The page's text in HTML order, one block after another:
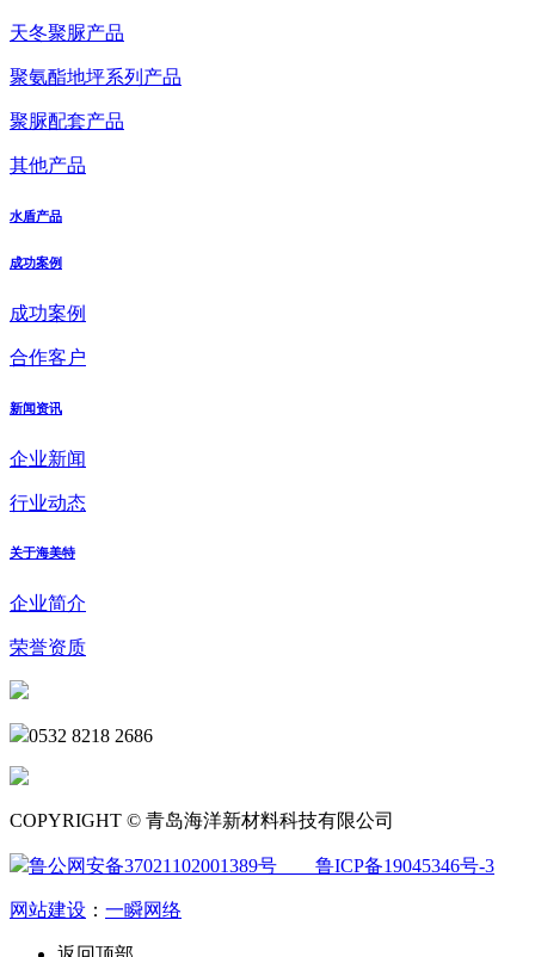
天冬聚脲产品
聚氨酯地坪系列产品
聚脲配套产品
其他产品
水盾产品
成功案例
成功案例
合作客户
新闻资讯
企业新闻
行业动态
关于海美特
企业简介
荣誉资质
0532 8218 2686
COPYRIGHT © 青岛海洋新材料科技有限公司
鲁公网安备37021102001389号 鲁ICP备19045346号-3
网站建设 ： 一瞬网络